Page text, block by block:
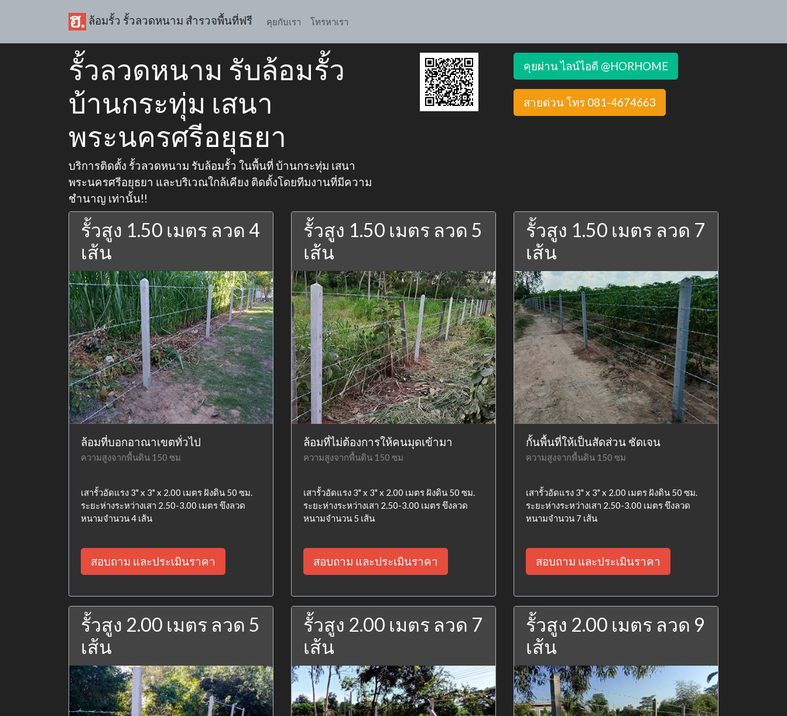
ล้อมรั้ว รั้วลวดหนาม สำรวจพื้นที่ฟรี คุยกับเรา โทรหาเรา
รั้วลวดหนาม รับล้อมรั้ว
บ้านกระทุ่ม เสนา
พระนครศรีอยุธยา
บริการติดตั้ง รั้วลวดหนาม รับล้อมรั้ว ในพื้นที่ บ้านกระทุ่ม เสนา
พระนครศรีอยุธยา และบริเวณใกล้เคียง ติดตั้งโดยทีมงานที่มีความ
ชำนาญ เท่านั้น!!
คุยผ่าน ไลน์ไอดี @HORHOME
สายด่วน โทร 081-4674663
รั้วสูง 1.50 เมตร ลวด 4
เส้น
ล้อมที่บอกอาณาเขตทั่วไป
ความสูงจากพื้นดิน 150 ซม
เสารั้วอัดแรง 3" x 3" x 2.00 เมตร ฝังดิน 50 ซม.
ระยะห่างระหว่างเสา 2.50-3.00 เมตร ขึงลวด
หนามจำนวน 4 เส้น
สอบถาม และประเมินราคา
รั้วสูง 1.50 เมตร ลวด 5
เส้น
ล้อมที่ไม่ต้องการให้คนมุดเข้ามา
ความสูงจากพื้นดิน 150 ซม
เสารั้วอัดแรง 3" x 3" x 2.00 เมตร ฝังดิน 50 ซม.
ระยะห่างระหว่างเสา 2.50-3.00 เมตร ขึงลวด
หนามจำนวน 5 เส้น
สอบถาม และประเมินราคา
รั้วสูง 1.50 เมตร ลวด 7
เส้น
กั้นพื้นที่ให้เป็นสัดส่วน ชัดเจน
ความสูงจากพื้นดิน 150 ซม
เสารั้วอัดแรง 3" x 3" x 2.00 เมตร ฝังดิน 50 ซม.
ระยะห่างระหว่างเสา 2.50-3.00 เมตร ขึงลวด
หนามจำนวน 7 เส้น
สอบถาม และประเมินราคา
รั้วสูง 2.00 เมตร ลวด 5
เส้น
รั้วสูง 2.00 เมตร ลวด 7
เส้น
รั้วสูง 2.00 เมตร ลวด 9
เส้น